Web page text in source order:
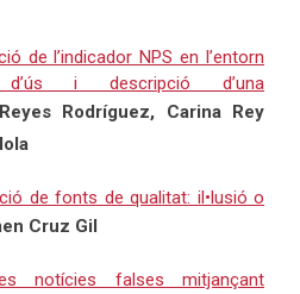
de l’indicador NPS en l’entorn
d’ús i descripció d’una
Rodríguez, Carina Rey
de fonts de qualitat: il•lusió o
Cruz Gil
notícies falses mitjançant